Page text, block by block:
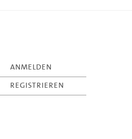
ANMELDEN
REGISTRIEREN